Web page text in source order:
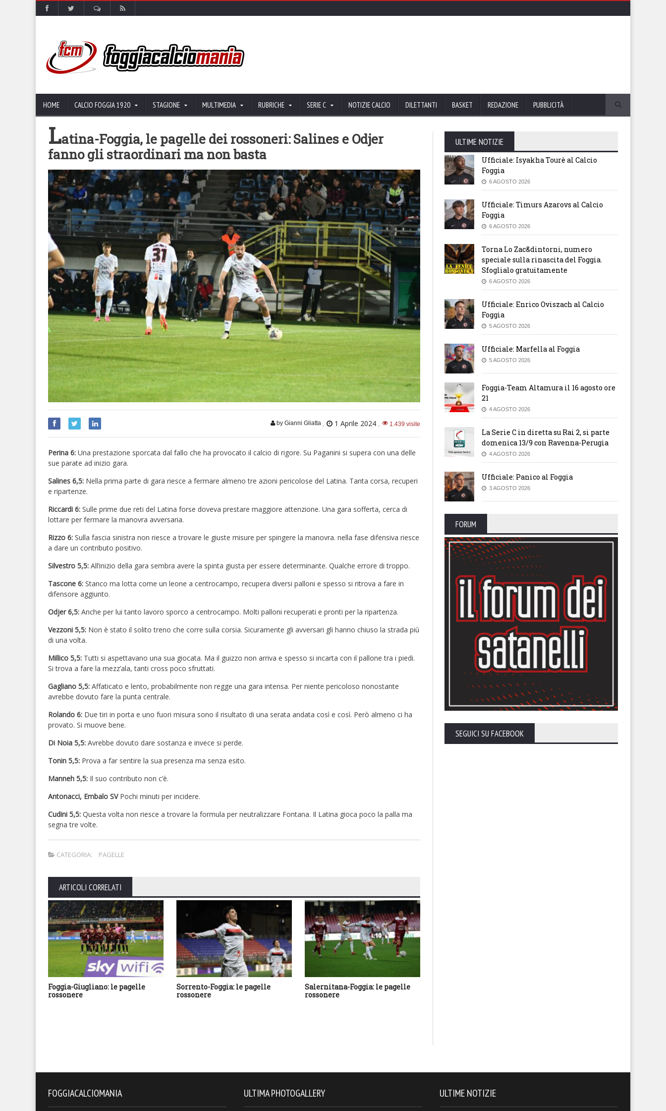
HOME CALCIO FOGGIA 1920 STAGIONE MULTIMEDIA RUBRICHE SERIE C NOTIZIE CALCIO DILETTANTI BASKET REDAZIONE PUBBLICITÀ
Latina-Foggia, le pagelle dei rossoneri: Salines e Odjer
fanno gli straordinari ma non basta
by Gianni Gliatta , 1 Aprile 2024 , 1.439 visite
Perina 6: Una prestazione sporcata dal fallo che ha provocato il calcio di rigore. Su Paganini si supera con una delle
sue parate ad inizio gara.
Salines 6,5: Nella prima parte di gara riesce a fermare almeno tre azioni pericolose del Latina. Tanta corsa, recuperi
e ripartenze.
Riccardi 6: Sulle prime due reti del Latina forse doveva prestare maggiore attenzione. Una gara sofferta, cerca di
lottare per fermare la manovra avversaria.
Rizzo 6: Sulla fascia sinistra non riesce a trovare le giuste misure per spingere la manovra. nella fase difensiva riesce
a dare un contributo positivo.
Silvestro 5,5: All’inizio della gara sembra avere la spinta giusta per essere determinante. Qualche errore di troppo.
Tascone 6: Stanco ma lotta come un leone a centrocampo, recupera diversi palloni e spesso si ritrova a fare in
difensore aggiunto.
Odjer 6,5: Anche per lui tanto lavoro sporco a centrocampo. Molti palloni recuperati e pronti per la ripartenza.
Vezzoni 5,5: Non è stato il solito treno che corre sulla corsia. Sicuramente gli avversari gli hanno chiuso la strada più
di una volta.
Millico 5,5: Tutti si aspettavano una sua giocata. Ma il guizzo non arriva e spesso si incarta con il pallone tra i piedi.
Si trova a fare la mezz’ala, tanti cross poco sfruttati.
Gagliano 5,5: Affaticato e lento, probabilmente non regge una gara intensa. Per niente pericoloso nonostante
avrebbe dovuto fare la punta centrale.
Rolando 6: Due tiri in porta e uno fuori misura sono il risultato di una serata andata così e così. Però almeno ci ha
provato. Si muove bene.
Di Noia 5,5: Avrebbe dovuto dare sostanza e invece si perde.
Tonin 5,5: Prova a far sentire la sua presenza ma senza esito.
Manneh 5,5: Il suo contributo non c’è.
Antonacci, Embalo SV Pochi minuti per incidere.
Cudini 5,5: Questa volta non riesce a trovare la formula per neutralizzare Fontana. Il Latina gioca poco la palla ma
segna tre volte.
CATEGORIA: PAGELLE
ARTICOLI CORRELATI
Foggia-Giugliano: le pagelle
rossonere
Sorrento-Foggia: le pagelle
rossonere
Salernitana-Foggia: le pagelle
rossonere
ULTIME NOTIZIE
Ufficiale: Isyakha Tourè al Calcio
Foggia
6 AGOSTO 2026
Ufficiale: Timurs Azarovs al Calcio
Foggia
6 AGOSTO 2026
Torna Lo Zac&dintorni, numero
speciale sulla rinascita del Foggia.
Sfoglialo gratuitamente
6 AGOSTO 2026
Ufficiale: Enrico Oviszach al Calcio
Foggia
5 AGOSTO 2026
Ufficiale: Marfella al Foggia
5 AGOSTO 2026
Foggia-Team Altamura il 16 agosto ore
21
4 AGOSTO 2026
La Serie C in diretta su Rai 2, si parte
domenica 13/9 con Ravenna-Perugia
4 AGOSTO 2026
Ufficiale: Panico al Foggia
3 AGOSTO 2026
FORUM
SEGUICI SU FACEBOOK
FOGGIACALCIOMANIA ULTIMA PHOTOGALLERY ULTIME NOTIZIE